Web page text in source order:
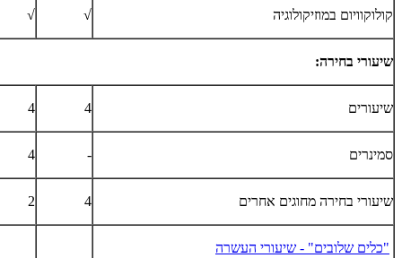
קולוקוויום במוזיקולוגיה √
√
שיעורי בחירה:
שיעורים 4
4
סמינרים -
4
שיעורי בחירה מחוגים אחרים 4
2
"כלים שלובים" - שיעורי העשרה